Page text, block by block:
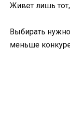
Живет лишь
Выбирать
меньше